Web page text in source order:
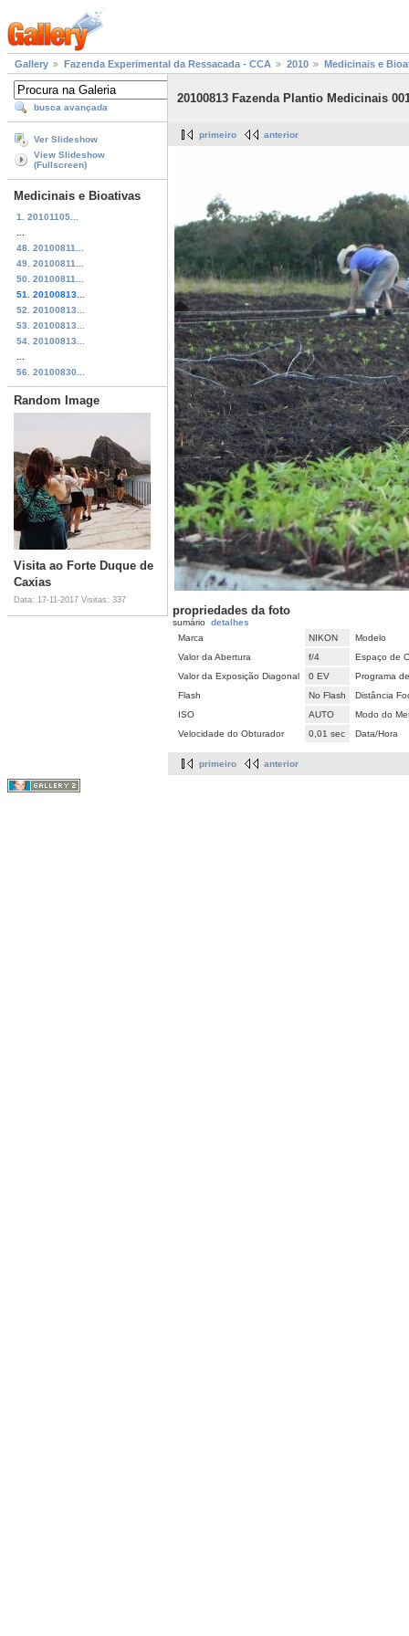
Gallery Fazenda Experimental da Ressacada - CCA 2010 Medicinais e
busca avançada
Ver Slideshow
View Slideshow
(Fullscreen)
Medicinais e Bioativas
1. 20101105...
48. 20100811...
49. 20100811...
50. 20100811...
51. 20100813...
52. 20100813...
53. 20100813...
54. 20100813...
56. 20100830...
Random Image
Visita ao Forte Duque de
Caxias
Data: 17-11-2017 Visitas: 337
20100813 Fazenda Plantio Medicinais
primeiro anterior
propriedades da foto
sumário detalhes
Marca
NIKON
Modelo
Valor da Abertura
f/4
Espaço de
Valor da Exposição Diagonal
0 EV
Programa
Flash
No Flash
Distância
ISO
AUTO
Modo do
Velocidade do Obturador
0,01 sec Data/Hora
primeiro anterior